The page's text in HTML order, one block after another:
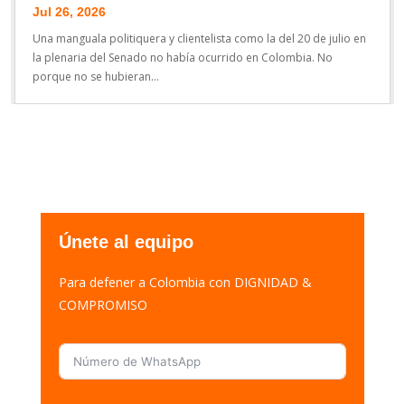
Jul 26, 2026
Una manguala politiquera y clientelista como la del 20 de julio en
la plenaria del Senado no había ocurrido en Colombia. No
porque no se hubieran...
Únete al equipo
Para defener a Colombia con DIGNIDAD &
COMPROMISO